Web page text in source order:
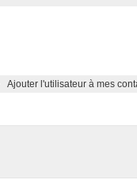
Ajouter l'utilisateur à mes